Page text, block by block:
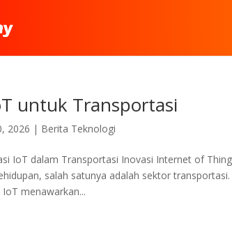
untuk Transportasi
2026 | Berita Teknologi
IoT dalam Transportasi Inovasi Internet of
salah satunya adalah sektor
menawarkan...